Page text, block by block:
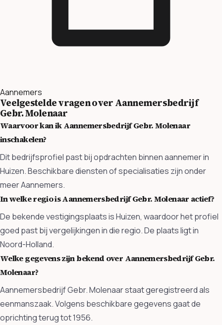
Aannemers
Veelgestelde vragen over Aannemersbedrijf
Gebr. Molenaar
Waarvoor kan ik Aannemersbedrijf Gebr. Molenaar
inschakelen?
Dit bedrijfsprofiel past bij opdrachten binnen aannemer in
Huizen. Beschikbare diensten of specialisaties zijn onder
meer Aannemers.
In welke regio is Aannemersbedrijf Gebr. Molenaar actief?
De bekende vestigingsplaats is Huizen, waardoor het profiel
goed past bij vergelijkingen in die regio. De plaats ligt in
Noord-Holland.
Welke gegevens zijn bekend over Aannemersbedrijf Gebr.
Molenaar?
Aannemersbedrijf Gebr. Molenaar staat geregistreerd als
eenmanszaak. Volgens beschikbare gegevens gaat de
oprichting terug tot 1956.